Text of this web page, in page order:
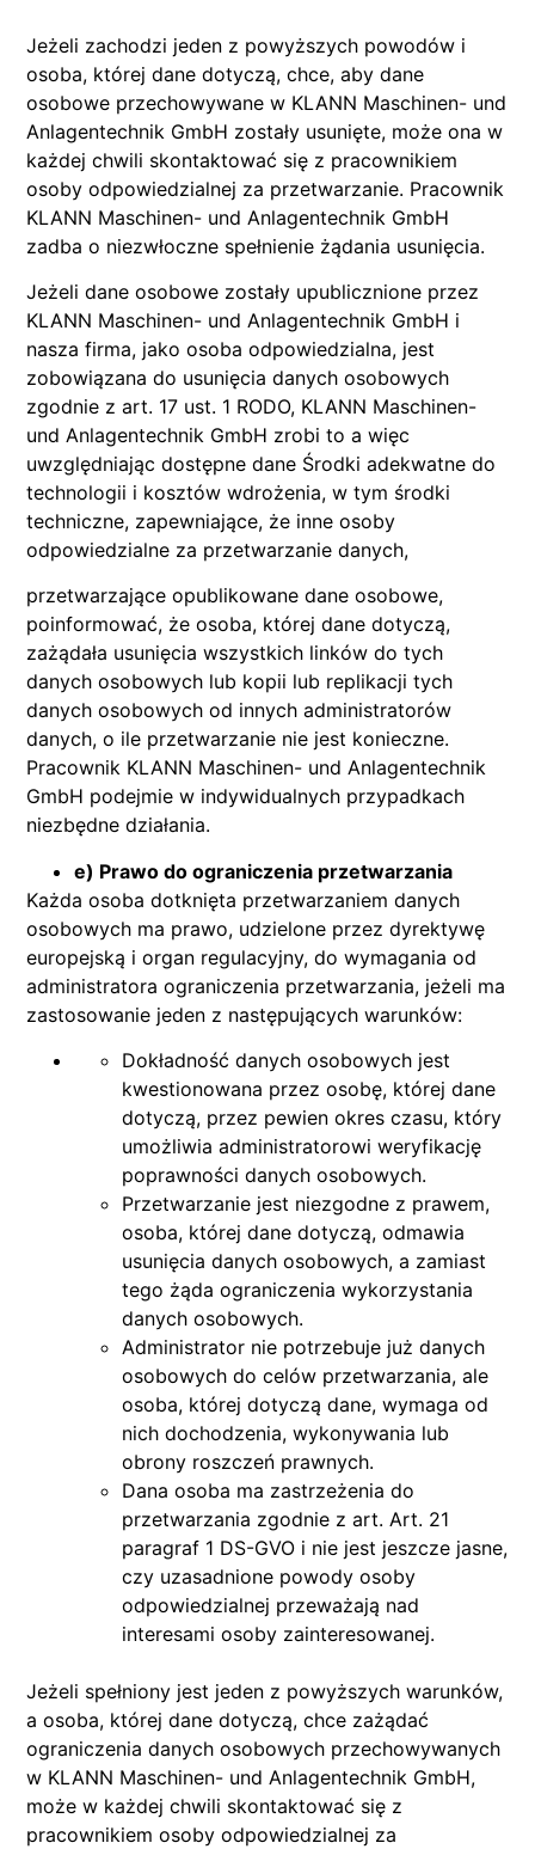
Jeżeli zachodzi jeden z powyższych powodów i
osoba, której dane dotyczą, chce, aby dane
osobowe przechowywane w KLANN Maschinen- und
Anlagentechnik GmbH zostały usunięte, może ona w
każdej chwili skontaktować się z pracownikiem
osoby odpowiedzialnej za przetwarzanie. Pracownik
KLANN Maschinen- und Anlagentechnik GmbH
zadba o niezwłoczne spełnienie żądania usunięcia.
Jeżeli dane osobowe zostały upublicznione przez
KLANN Maschinen- und Anlagentechnik GmbH i
nasza firma, jako osoba odpowiedzialna, jest
zobowiązana do usunięcia danych osobowych
zgodnie z art. 17 ust. 1 RODO, KLANN Maschinen-
und Anlagentechnik GmbH zrobi to a więc
uwzględniając dostępne dane Środki adekwatne do
technologii i kosztów wdrożenia, w tym środki
techniczne, zapewniające, że inne osoby
odpowiedzialne za przetwarzanie danych,
przetwarzające opublikowane dane osobowe,
poinformować, że osoba, której dane dotyczą,
zażądała usunięcia wszystkich linków do tych
danych osobowych lub kopii lub replikacji tych
danych osobowych od innych administratorów
danych, o ile przetwarzanie nie jest konieczne.
Pracownik KLANN Maschinen- und Anlagentechnik
GmbH podejmie w indywidualnych przypadkach
niezbędne działania.
e) Prawo do ograniczenia przetwarzania
Każda osoba dotknięta przetwarzaniem danych
osobowych ma prawo, udzielone przez dyrektywę
europejską i organ regulacyjny, do wymagania od
administratora ograniczenia przetwarzania, jeżeli ma
zastosowanie jeden z następujących warunków:
Dokładność danych osobowych jest
kwestionowana przez osobę, której dane
dotyczą, przez pewien okres czasu, który
umożliwia administratorowi weryfikację
poprawności danych osobowych.
Przetwarzanie jest niezgodne z prawem,
osoba, której dane dotyczą, odmawia
usunięcia danych osobowych, a zamiast
tego żąda ograniczenia wykorzystania
danych osobowych.
Administrator nie potrzebuje już danych
osobowych do celów przetwarzania, ale
osoba, której dotyczą dane, wymaga od
nich dochodzenia, wykonywania lub
obrony roszczeń prawnych.
Dana osoba ma zastrzeżenia do
przetwarzania zgodnie z art. Art. 21
paragraf 1 DS-GVO i nie jest jeszcze jasne,
czy uzasadnione powody osoby
odpowiedzialnej przeważają nad
interesami osoby zainteresowanej.
Jeżeli spełniony jest jeden z powyższych warunków,
a osoba, której dane dotyczą, chce zażądać
ograniczenia danych osobowych przechowywanych
w KLANN Maschinen- und Anlagentechnik GmbH,
może w każdej chwili skontaktować się z
pracownikiem osoby odpowiedzialnej za